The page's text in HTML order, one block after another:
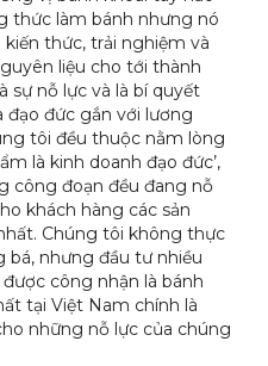
thức làm bánh nhưng nó
thức, trải nghiệm và
liệu cho tới thành
sự nỗ lực và là bí quyết
đạo đức gắn với lương
tôi đều thuộc nằm lòng
là kinh doanh đạo đức’,
công đoạn đều đang nỗ
khách hàng các sản
Chúng tôi không thực
bá, nhưng đầu tư nhiều
công nhận là bánh
tại Việt Nam chính là
những nỗ lực của chúng